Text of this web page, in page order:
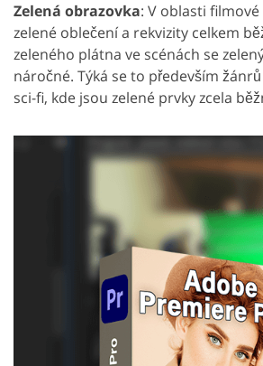
Zelená obrazovka: V oblasti
zelené oblečení a rekvizity celkem
zeleného plátna ve scénách se
náročné. Týká se to především
sci-fi, kde jsou zelené prvky zcela